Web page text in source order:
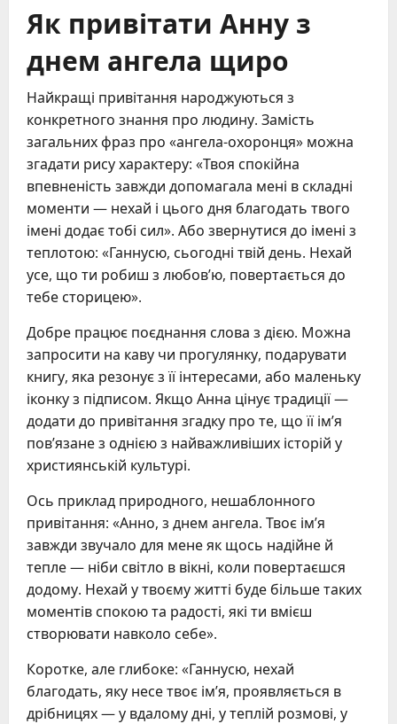
Як привітати Анну з
днем ангела щиро
Найкращі привітання народжуються з
конкретного знання про людину. Замість
загальних фраз про «ангела-охоронця» можна
згадати рису характеру: «Твоя спокійна
впевненість завжди допомагала мені в складні
моменти — нехай і цього дня благодать твого
імені додає тобі сил». Або звернутися до імені з
теплотою: «Ганнусю, сьогодні твій день. Нехай
усе, що ти робиш з любов’ю, повертається до
тебе сторицею».
Добре працює поєднання слова з дією. Можна
запросити на каву чи прогулянку, подарувати
книгу, яка резонує з її інтересами, або маленьку
іконку з підписом. Якщо Анна цінує традиції —
додати до привітання згадку про те, що її ім’я
пов’язане з однією з найважливіших історій у
християнській культурі.
Ось приклад природного, нешаблонного
привітання: «Анно, з днем ангела. Твоє ім’я
завжди звучало для мене як щось надійне й
тепле — ніби світло в вікні, коли повертаєшся
додому. Нехай у твоєму житті буде більше таких
моментів спокою та радості, які ти вмієш
створювати навколо себе».
Коротке, але глибоке: «Ганнусю, нехай
благодать, яку несе твоє ім’я, проявляється в
дрібницях — у вдалому дні, у теплій розмові, у